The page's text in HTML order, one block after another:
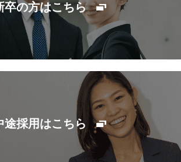
卒の方はこちら
途採用はこちら